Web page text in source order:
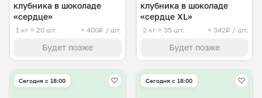
клубника в шоколаде
«сердце»
1 кг ≈ 20 шт. ≈ 400₽ / шт.
Будет позже
клубника в шоколаде
«сердце XL»
2 кг ≈ 35 шт. ≈ 342₽ / шт.
Будет позже
Сегодня с 18:00 Сегодня с 18:00